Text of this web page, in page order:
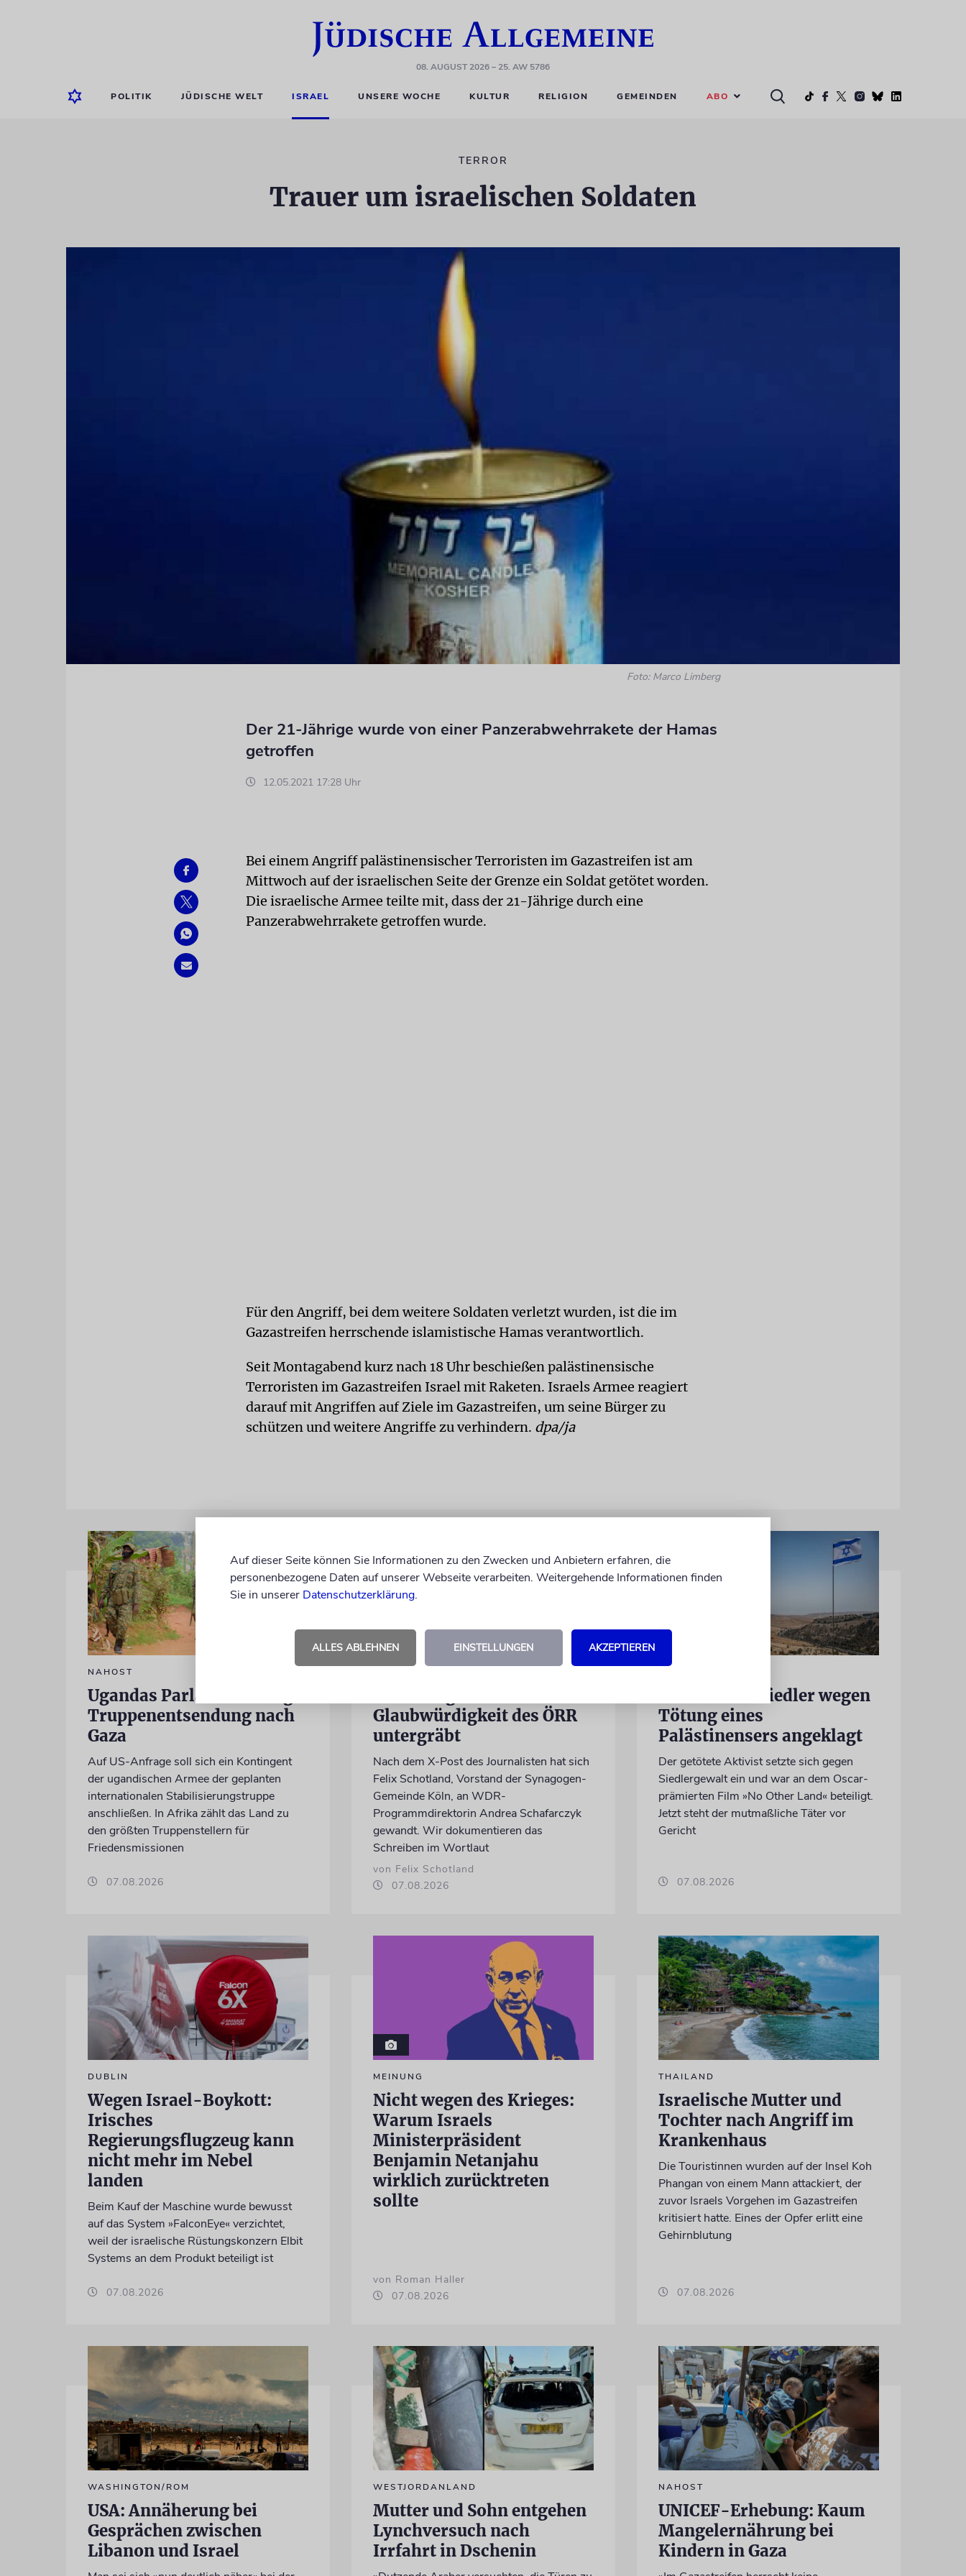
08. AUGUST 2026– 25. AW 5786
POLITIK JÜDISCHE WELT ISRAEL UNSERE WOCHE KULTUR RELIGION GEMEINDEN ABO
TERROR
Trauer um israelischen Soldaten
Foto: Marco Limberg
Der 21-Jährige wurde von einer Panzerabwehrrakete der Hamas
getroffen
12.05.2021 17:28 Uhr
Bei einem Angriff palästinensischer Terroristen im Gazastreifen ist am
Mittwoch auf der israelischen Seite der Grenze ein Soldat getötet worden.
Die israelische Armee teilte mit, dass der 21-Jährige durch eine
Panzerabwehrrakete getroffen wurde.
Für den Angriff, bei dem weitere Soldaten verletzt wurden, ist die im
Gazastreifen herrschende islamistische Hamas verantwortlich.
Seit Montagabend kurz nach 18 Uhr beschießen palästinensische
Terroristen im Gazastreifen Israel mit Raketen. Israels Armee reagiert
darauf mit Angriffen auf Ziele im Gazastreifen, um seine Bürger zu
schützen und weitere Angriffe zu verhindern. dpa/ja
NAHOST
Ugandas Parlament billigt
Truppenentsendung nach
Gaza
Auf US-Anfrage soll sich ein Kontingent
der ugandischen Armee der geplanten
internationalen Stabilisierungstruppe
anschließen. In Afrika zählt das Land zu
den größten Truppenstellern für
Friedensmissionen
07.08.2026
Glaubwürdigkeit des ÖRR
untergräbt
Nach dem X-Post des Journalisten hat sich
Felix Schotland, Vorstand der Synagogen-
Gemeinde Köln, an WDR-
Programmdirektorin Andrea Schafarczyk
gewandt. Wir dokumentieren das
Schreiben im Wortlaut
von Felix Schotland
07.08.2026
Israelischer Siedler wegen
Tötung eines
Palästinensers angeklagt
Der getötete Aktivist setzte sich gegen
Siedlergewalt ein und war an dem Oscar-
prämierten Film »No Other Land« beteiligt.
Jetzt steht der mutmaßliche Täter vor
Gericht
07.08.2026
DUBLIN
Wegen Israel-Boykott:
Irisches
Regierungsflugzeug kann
nicht mehr im Nebel
landen
Beim Kauf der Maschine wurde bewusst
auf das System »FalconEye« verzichtet,
weil der israelische Rüstungskonzern Elbit
Systems an dem Produkt beteiligt ist
07.08.2026
MEINUNG
Nicht wegen des Krieges:
Warum Israels
Ministerpräsident
Benjamin Netanjahu
wirklich zurücktreten
sollte
von Roman Haller
07.08.2026
THAILAND
Israelische Mutter und
Tochter nach Angriff im
Krankenhaus
Die Touristinnen wurden auf der Insel Koh
Phangan von einem Mann attackiert, der
zuvor Israels Vorgehen im Gazastreifen
kritisiert hatte. Eines der Opfer erlitt eine
Gehirnblutung
07.08.2026
WASHINGTON/ROM
USA: Annäherung bei
Gesprächen zwischen
Libanon und Israel
WESTJORDANLAND
Mutter und Sohn entgehen
Lynchversuch nach
Irrfahrt in Dschenin
NAHOST
UNICEF-Erhebung: Kaum
Mangelernährung bei
Kindern in Gaza
Auf dieser Seite können Sie Informationen zu den Zwecken und Anbietern erfahren, die
personenbezogene Daten auf unserer Webseite verarbeiten. Weitergehende Informationen finden
Sie in unserer Datenschutzerklärung.
ALLES ABLEHNEN EINSTELLUNGEN AKZEPTIEREN